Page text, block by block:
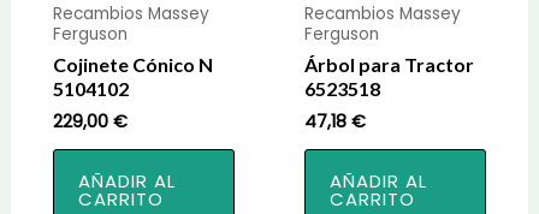
Recambios Massey
Ferguson
Cojinete Cónico N
5104102
229,00 €
AÑADIR AL
CARRITO
Recambios Massey
Ferguson
Árbol para Tractor
6523518
47,18€
AÑADIR AL
CARRITO